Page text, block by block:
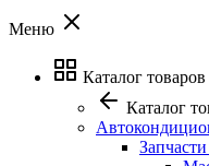
Меню
Каталог товаров
Каталог